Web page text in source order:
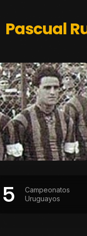
Pascual
5
Campeonatos
Uruguayos